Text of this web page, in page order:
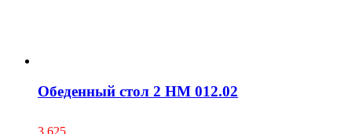
Обеденный стол 2 НМ 012.02